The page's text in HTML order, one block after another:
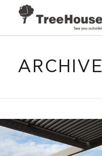
ARCHIVE